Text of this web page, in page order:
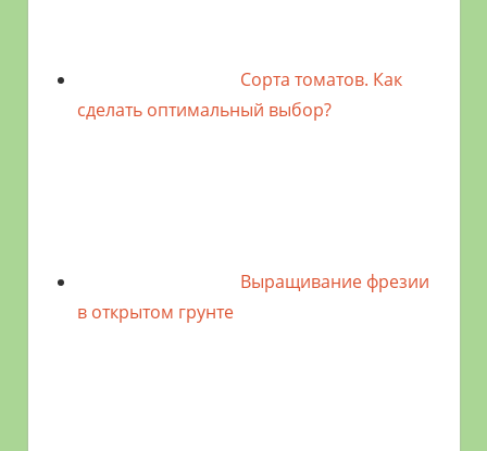
Сорта томатов. Как
сделать оптимальный выбор?
Выращивание фрезии
в открытом грунте